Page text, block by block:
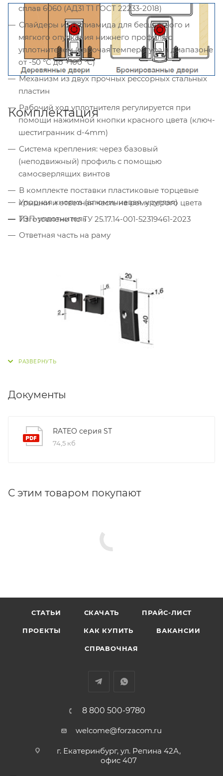
сплав 6060 (АД31 Т1 ГОСТ 22233-2018)
Слайдеры из полиамида для бесшумного и
мягкого опускания нижнего профиля с
уплотнителем (рабочая температура в диапазоне
от -50 °С до +100 °С)
Механизм из двух прочных рессорных стальных
пластин
Рабочий ход уплотнителя регулируется при
помощи нажимной кнопки красного цвета (ключ-
шестигранник d-4mm)
Система крепления: через базовый
(неподвижный) профиль с помощью
самосверлящих винтов
В комплекте поставки пластиковые торцевые
крышки и ответная часть на раму серого цвета
Изготовлено по ТУ 25.17.14-001-52319461-2023
Комплектация
Упорная кнопка (алюминиевая, круглая)
ТЭП-уплотнитель
Ответная часть на раму
Документы
RATEO серия ST
74,5 кб
С этим товаром покупают
СТАТЬИ СКАЧАТЬ ПРАЙС-ЛИСТ
ПРОЕКТЫ КАК КУПИТЬ ВАКАНСИИ
СПРАВОЧНАЯ
8 800 500-9780
welcome@forzacom.ru
г. Екатеринбург, ул. Репина 42А,
офис 407